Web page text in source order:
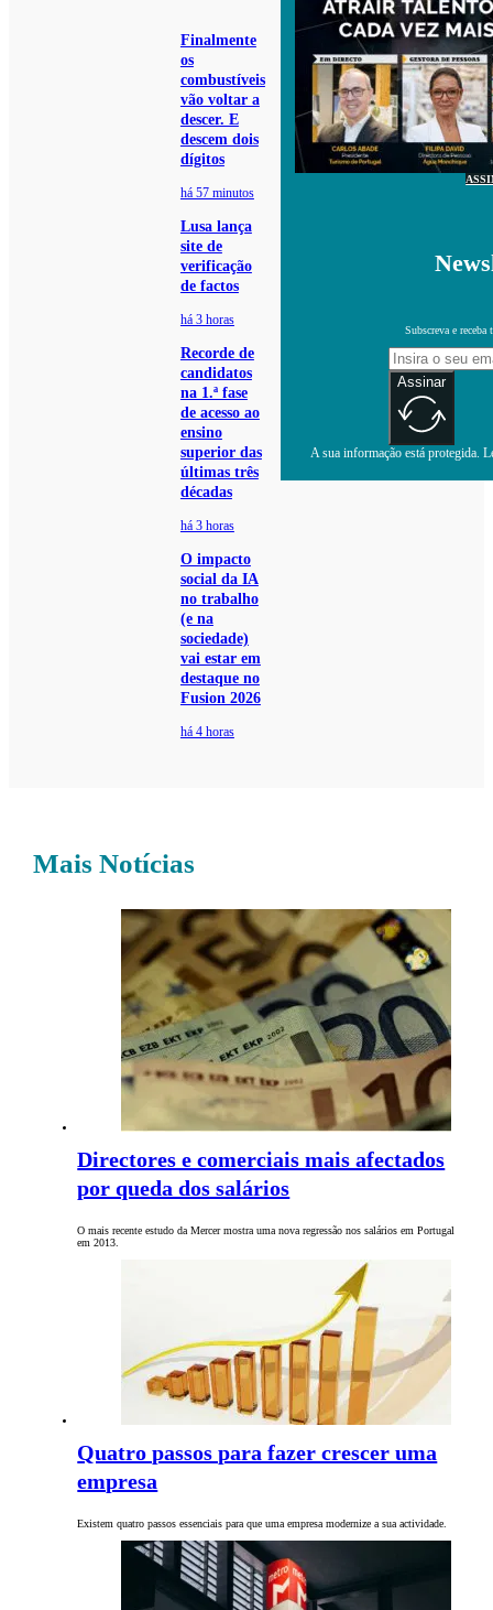
Finalmente
os
combustíveis
vão voltar a
descer. E
descem dois
dígitos
há 57 minutos
Lusa lança
site de
verificação
de factos
há 3 horas
Recorde de
candidatos
na 1.ª fase
de acesso ao
ensino
superior das
últimas três
décadas
há 3 horas
O impacto
social da IA
no trabalho
(e na
sociedade)
vai estar em
destaque no
Fusion 2026
há 4 horas
Subscreva e receba
Assinar
A sua informação está protegida.
Mais Notícias
Directores e comerciais mais afectados
por queda dos salários
O mais recente estudo da Mercer mostra uma nova regressão nos salários em Portugal
em 2013.
Quatro passos para fazer crescer uma
empresa
Existem quatro passos essenciais para que uma empresa modernize a sua actividade.